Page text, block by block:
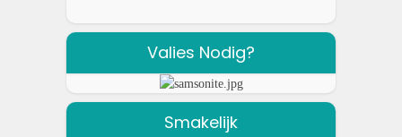
Valies Nodig?
Smakelijk